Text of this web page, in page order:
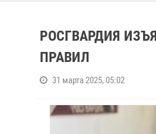
РОСГВАРДИЯ
ПРАВИЛ
31 марта 2025, 05:02